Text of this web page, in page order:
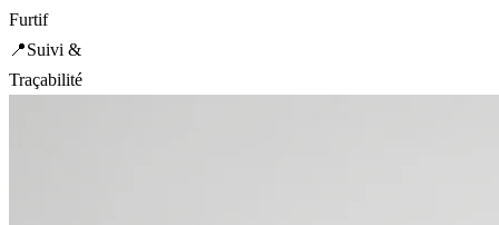
Furtif
📍Suivi &
Traçabilité